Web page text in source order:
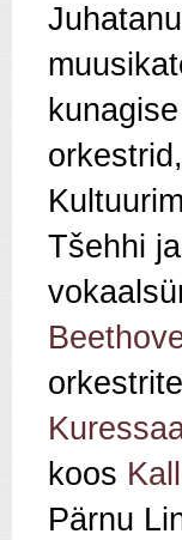
Tšehhi
koos
Pärnu